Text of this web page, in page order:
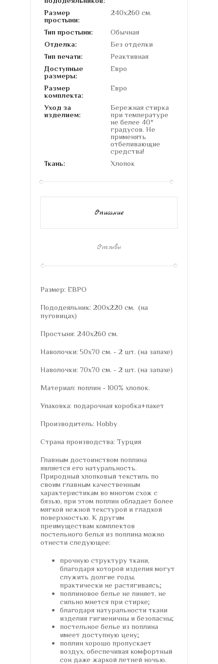
Размер
простыни:
240х260 см.
Тип простыни:
Обычная
Отделка:
Без отделки
Тип печати:
Реактивная
Доступные
размеры:
Евро
Размер
комплекта:
Евро
Уход за
изделием:
Бережная стирка
при температуре
не белее 40*
градусов. Не
применять
отбеливающие
средства!
Ткань:
Хлопок
Описание
Отзывы
Размер: ЕВРО
Пододеяльник: 200х220 см. (на
пуговицах)
Простыня: 240х260 см.
Наволочки: 50х70 см. - 2 шт. (на запахе)
Наволочки: 70х70 см. - 2 шт. (на запахе)
Материал: поплин - 100% хлопок.
Упаковка: подарочная коробка+пакет
Производитель: Hobby
Страна производства: Турция
Главным достоинством поплина
является его натуральность.
Природный хлопковый текстиль по
своим главным качественным
характеристикам во многом схож с
бязью, при этом поплин обладает более
мягкой нежной текстурой и гладкой
поверхностью. К другим
преимуществам комплектов
постельного белья из поплина можно
отнести следующее:
прочную структуру ткани,
благодаря которой изделия могут
служить долгие годы,
практически не растягиваясь;
поплиновое белье не линяет, не
сильно мнется при стирке;
благодаря натуральности ткани
изделия гигиеничны и безопасны;
постельное белье из поплина
имеет доступную цену;
поплин хорошо пропускает
воздух, обеспечивая комфортный
сон даже жаркой летней ночью.